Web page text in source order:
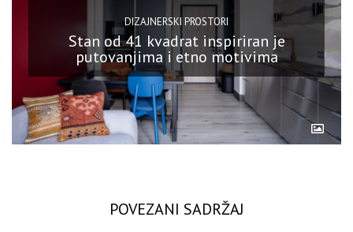
DIZAJNERSKI PROSTORI
Stan od 41 kvadrat inspiriran je
putovanjima i etno motivima
POVEZANI SADRŽAJ